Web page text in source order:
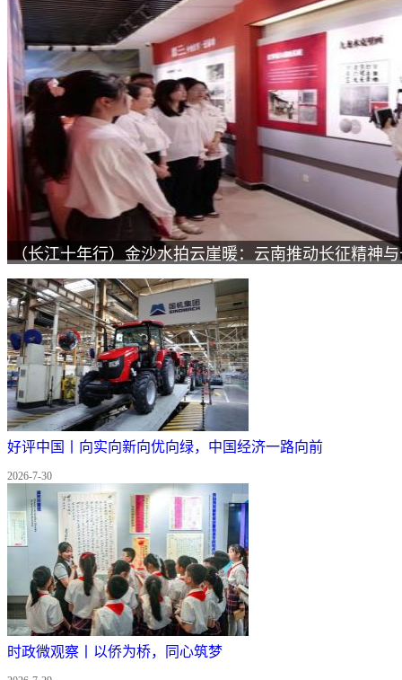
（长江十年行）金沙水拍云崖暖：云南推动长征精神
好评中国丨向实向新向优向绿，中国经济一路向前
2026-7-30
时政微观察丨以侨为桥，同心筑梦